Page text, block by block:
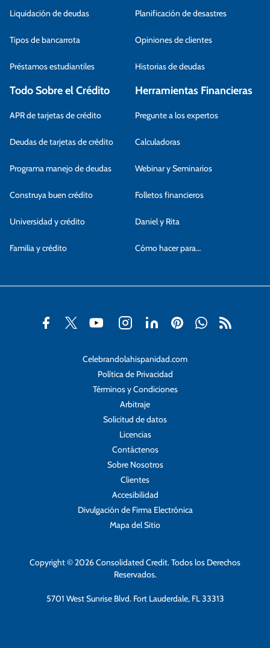
Liquidación de deudas
Tipos de bancarrota
Préstamos estudiantiles
Planificación de desastres
Opiniones de clientes
Historias de deudas
Todo Sobre el Crédito
APR de tarjetas de crédito
Deudas de tarjetas de crédito
Programa manejo de deudas
Construya buen crédito
Universidad y crédito
Familia y crédito
Herramientas Financieras
Pregunte a los expertos
Calculadoras
Webinar y Seminarios
Folletos financieros
Daniel y Rita
Cómo hacer para…
Celebrandolahispanidad.com
Política de Privacidad
Términos y Condiciones
Arbitraje
Solicitud de datos
Licencias
Contáctenos
Sobre Nosotros
Clientes
Accesibilidad
Divulgación de Firma Electrónica
Mapa del Sitio
Copyright © 2026 Consolidated Credit. Todos los Derechos
Reservados.
5701 West Sunrise Blvd. Fort Lauderdale, FL 33313